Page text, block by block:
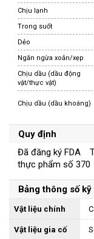
Chịu lạnh
Trong suốt
Dẻo
Ngăn ngừa xoắn/xẹp
Chịu dầu (dầu động
vật/thực vật)
Chịu dầu (dầu khoáng)
Quy định
Đã đăng ký FDA
thực phẩm số 370
Bảng thông số
Vật liệu chính
Vật liệu gia cố